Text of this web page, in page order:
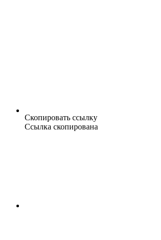
Скопировать ссылку
Ссылка скопирована